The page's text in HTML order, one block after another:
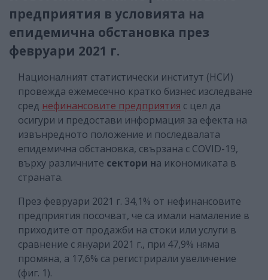
предприятия в условията на
епидемична обстановка през
февруари 2021 г.
Националният статистически институт (НСИ)
провежда ежемесечно кратко бизнес изследване
сред нефинансовите предприятия с цел да
осигури и предостави информация за ефекта на
извънредното положение и последвалата
епидемична обстановка, свързана с COVID-19,
върху различните сектори на икономиката в
страната.
През февруари 2021 г. 34,1% от нефинансовите
предприятия посочват, че са имали намаление в
приходите от продажби на стоки или услуги в
сравнение с януари 2021 г., при 47,9% няма
промяна, а 17,6% са регистрирали увеличение
(фиг. 1).